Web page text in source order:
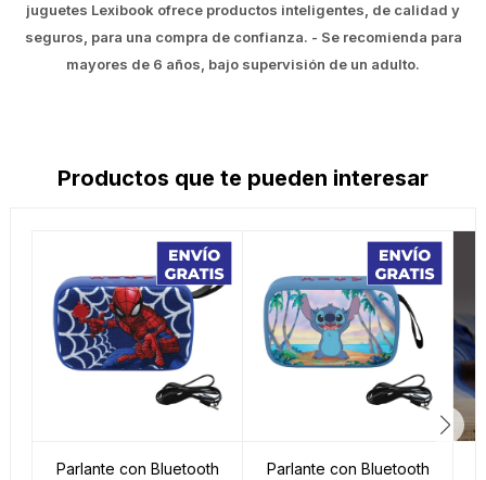
juguetes Lexibook ofrece productos inteligentes, de calidad y
seguros, para una compra de confianza. - Se recomienda para
mayores de 6 años, bajo supervisión de un adulto.
Productos que te pueden interesar
Parlante con Bluetooth
Parlante con Bluetooth